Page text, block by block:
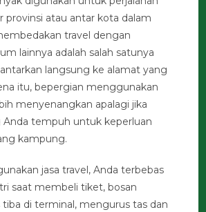
provinsi atau antar kota dalam
travel dengan
lainnya adalah salah satunya
langsung ke alamat yang
itu, bepergian menggunakan
menyenangkan apalagi jika
Anda tempuh untuk keperluan
kampung.
jasa travel, Anda terbebas
saat membeli tiket, bosan
di terminal, mengurus tas dan